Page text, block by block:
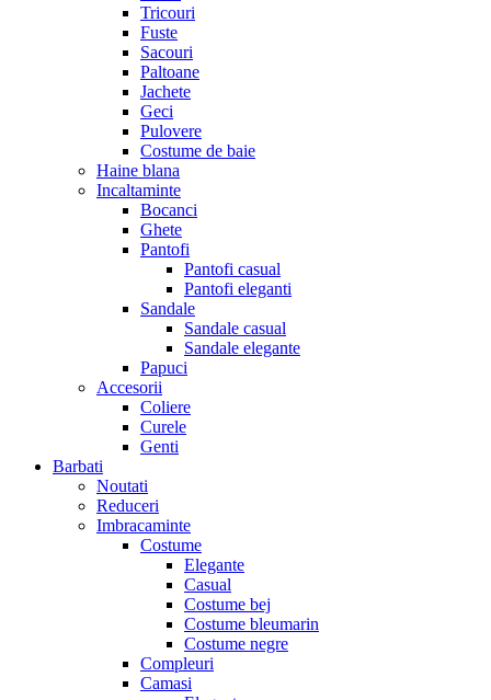
Tricouri
Fuste
Sacouri
Paltoane
Jachete
Geci
Pulovere
Costume de baie
Haine blana
Incaltaminte
Bocanci
Ghete
Pantofi
Pantofi casual
Pantofi eleganti
Sandale
Sandale casual
Sandale elegante
Papuci
Accesorii
Coliere
Curele
Genti
Barbati
Noutati
Reduceri
Imbracaminte
Costume
Elegante
Casual
Costume bej
Costume bleumarin
Costume negre
Compleuri
Camasi